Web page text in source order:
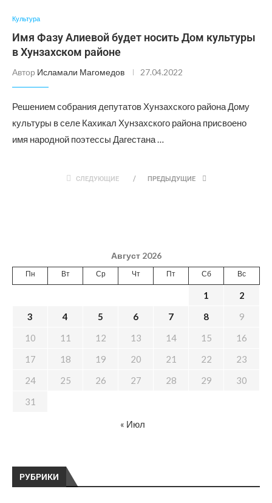
Культура
Имя Фазу Алиевой будет носить Дом культуры
в Хунзахском районе
Автор Исламали Магомедов 27.04.2022
Решением собрания депутатов Хунзахского района Дому
культуры в селе Кахикал Хунзахского района присвоено
имя народной поэтессы Дагестана …
СЛЕДУЮЩИЕ ПРЕДЫДУЩИЕ
РУБРИКИ
Август 2026
Пн Вт Ср Чт Пт Сб Вс
1
2
3
4 5 6 7 8
9
10
11 12 13 14 15
16
17
18 19 20 21 22
23
24
25 26 27 28 29
30
31
« Июл